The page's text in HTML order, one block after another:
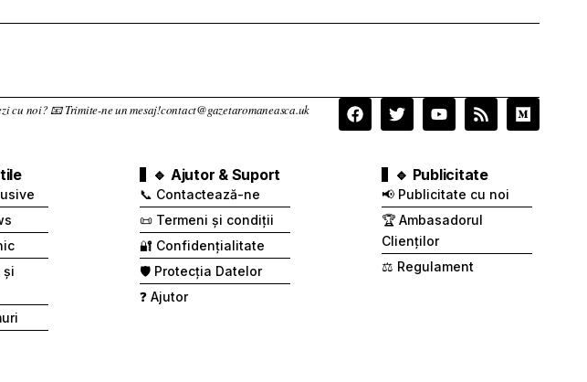
cu noi? 📧 Trimite-ne un mesaj!contact@gazetaromaneasca.uk
și
🔹 Ajutor & Suport
📞 Contactează-ne
📜 Termeni și condiții
🔐 Confidențialitate
🛡️ Protecția Datelor
❓ Ajutor
🔹 Publicitate
📢 Publicitate cu noi
🏆 Ambasadorul
Clienților
⚖️ Regulament